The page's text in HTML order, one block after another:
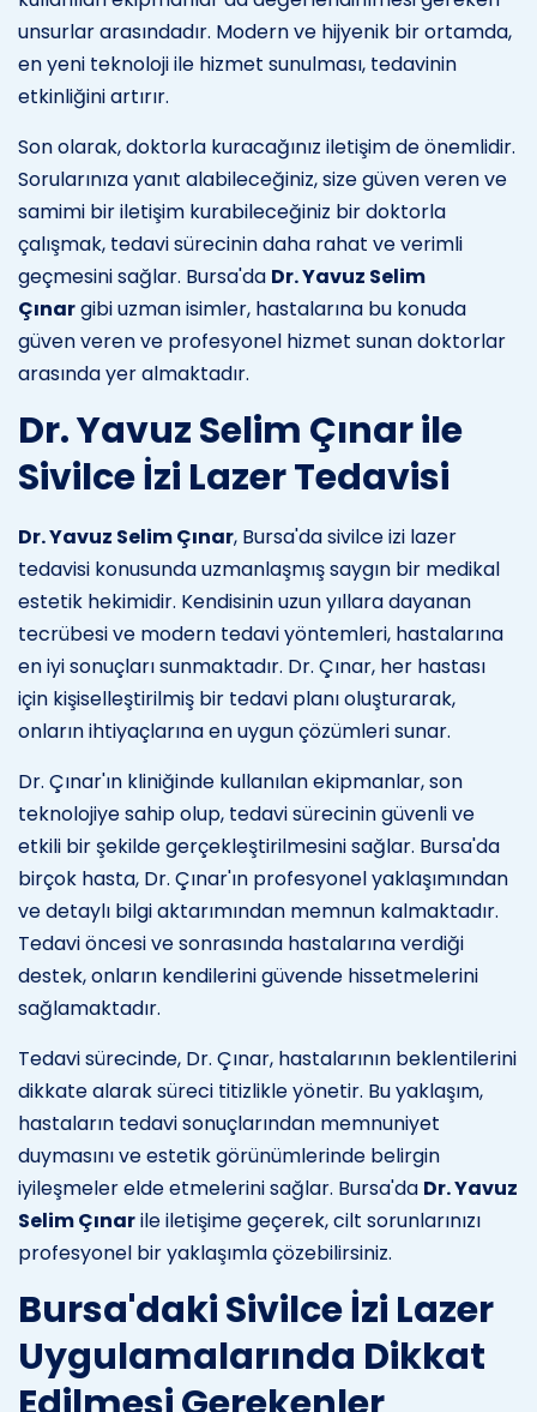
unsurlar arasındadır. Modern ve hijyenik bir ortamda,
en yeni teknoloji ile hizmet sunulması, tedavinin
etkinliğini artırır.
Son olarak, doktorla kuracağınız iletişim de önemlidir.
Sorularınıza yanıt alabileceğiniz, size güven veren ve
samimi bir iletişim kurabileceğiniz bir doktorla
çalışmak, tedavi sürecinin daha rahat ve verimli
geçmesini sağlar. Bursa'da Dr. Yavuz Selim
Çınargibi uzman isimler, hastalarına bu konuda
güven veren ve profesyonel hizmet sunan doktorlar
arasında yer almaktadır.
Dr. Yavuz Selim Çınar ile
Sivilce İzi Lazer Tedavisi
Dr. Yavuz Selim Çınar, Bursa'da sivilce izi lazer
tedavisi konusunda uzmanlaşmış saygın bir medikal
estetik hekimidir. Kendisinin uzun yıllara dayanan
tecrübesi ve modern tedavi yöntemleri, hastalarına
en iyi sonuçları sunmaktadır. Dr. Çınar, her hastası
için kişiselleştirilmiş bir tedavi planı oluşturarak,
onların ihtiyaçlarına en uygun çözümleri sunar.
Dr. Çınar'ın kliniğinde kullanılan ekipmanlar, son
teknolojiye sahip olup, tedavi sürecinin güvenli ve
etkili bir şekilde gerçekleştirilmesini sağlar. Bursa'da
birçok hasta, Dr. Çınar'ın profesyonel yaklaşımından
ve detaylı bilgi aktarımından memnun kalmaktadır.
Tedavi öncesi ve sonrasında hastalarına verdiği
destek, onların kendilerini güvende hissetmelerini
sağlamaktadır.
Tedavi sürecinde, Dr. Çınar, hastalarının beklentilerini
dikkate alarak süreci titizlikle yönetir. Bu yaklaşım,
hastaların tedavi sonuçlarından memnuniyet
duymasını ve estetik görünümlerinde belirgin
iyileşmeler elde etmelerini sağlar. Bursa'da Dr. Yavuz
Selim Çınarile iletişime geçerek, cilt sorunlarınızı
profesyonel bir yaklaşımla çözebilirsiniz.
Bursa'daki Sivilce İzi Lazer
Uygulamalarında Dikkat